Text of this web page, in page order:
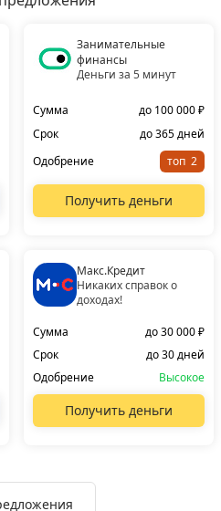
Занимательные
финансы
Деньги за 5 минут
Сумма
до 100 000 ₽
Срок
до 365 дней
Одобрение
топ
Получить деньги
Макс.Кредит
Никаких справок о
доходах!
Сумма
до 30 000 ₽
Срок
до 30 дней
Одобрение
Высокое
Получить деньги